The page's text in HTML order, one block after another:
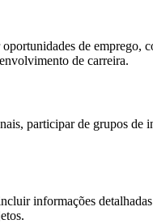
de emprego,
de carreira.
participar de grupos de
informações